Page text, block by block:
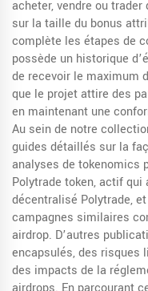
acheter, vendre ou
sur la taille du bonus
complète les étapes de
possède un historique
de recevoir le maximum
que le projet attire des
en maintenant une
Au sein de notre
guides détaillés sur la
analyses de tokenomics
Polytrade token,actif qui
décentralisé Polytrade,
campagnes similaires
airdrop. D’autres
encapsulés, des risques
des impacts de la